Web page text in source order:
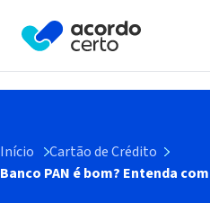
Início
Cartão de Crédito
Banco PAN é bom? Entenda